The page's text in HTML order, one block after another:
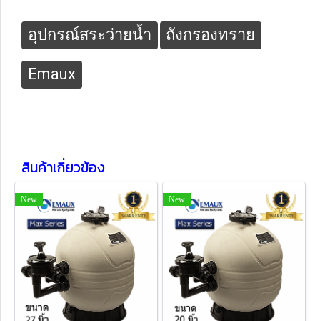
อุปกรณ์สระว่ายน้ำ ถังกรองทราย
Emaux
สินค้าเกี่ยวข้อง
New New